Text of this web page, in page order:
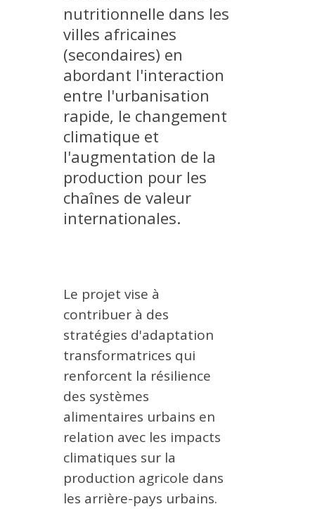
UMR NETWORKS
TRAINING COURSES
MASTER
EDUCATION AND TRAINING
DOCTORAL TRAINING
THESES IN PROGRESS
PRODUCTION
PUBLICATIONS SUR HAL
WORKING PAPERS
nutritionnelle dans les
villes africaines
(secondaires) en
abordant l'interaction
entre l'urbanisation
rapide, le changement
climatique et
l'augmentation de la
production pour les
chaînes de valeur
internationales.
Le projet vise à
contribuer à des
stratégies d'adaptation
transformatrices qui
renforcent la résilience
des systèmes
alimentaires urbains en
relation avec les impacts
climatiques sur la
production agricole dans
les arrière-pays urbains.